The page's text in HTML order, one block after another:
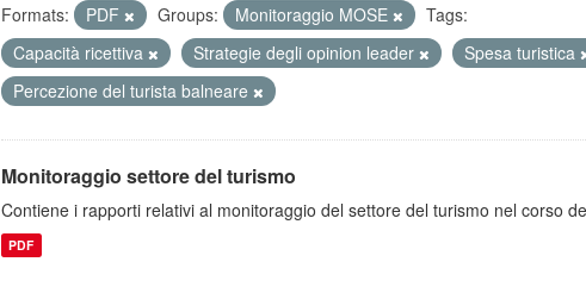
Formats: PDF Groups: Monitoraggio MOSE
Tags:
Capacità ricettiva
Strategie degli opinion leader Spesa turistica
Percezione del turista balneare
Monitoraggio settore del turismo
Contiene i rapporti relativi al monitoraggio del settore del turismo nel corso
PDF